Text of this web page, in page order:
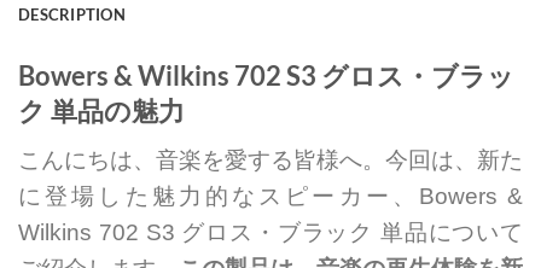
DESCRIPTION
Bowers & Wilkins 702 S3 グロス・ブラッ
ク 単品の魅力
こんにちは、音楽を愛する皆様へ。今回は、新た
に登場した魅力的なスピーカー、Bowers &
Wilkins 702 S3 グロス・ブラック 単品について